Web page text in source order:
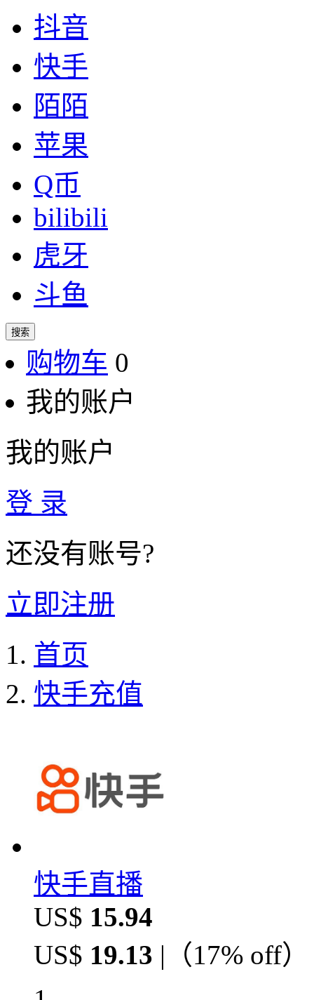
抖音
快手
陌陌
苹果
Q币
bilibili
虎牙
斗鱼
搜索
购物车 0
我的账户
我的账户
登 录
还没有账号?
立即注册
首页
快手充值
快手直播
US$ 15.94
US$ 19.13 |（17% off）